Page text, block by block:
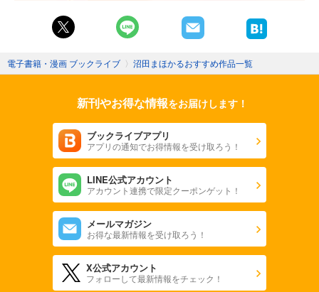
電子書籍・漫画 ブックライブ 〉 沼田まほかるおすすめ作品一覧
新刊やお得な情報をお届けします！
ブックライブアプリ
アプリの通知でお得情報を受け取ろう！
LINE公式アカウント
アカウント連携で限定クーポンゲット！
メールマガジン
お得な最新情報を受け取ろう！
X公式アカウント
フォローして最新情報をチェック！